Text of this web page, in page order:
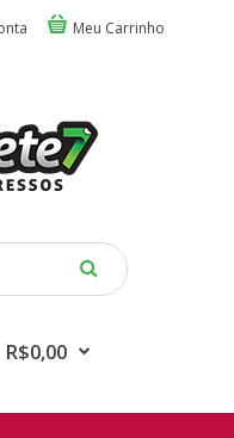
Meu Carrinho
R$0,00